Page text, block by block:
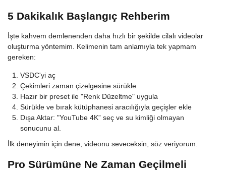
5 Dakikalık Başlangıç Rehberim
İşte kahvem demlenenden daha hızlı bir şekilde cilalı videolar
oluşturma yöntemim. Kelimenin tam anlamıyla tek yapmam
gereken:
VSDC'yi aç
Çekimleri zaman çizelgesine sürükle
Hazır bir preset ile "Renk Düzeltme" uygula
Sürükle ve bırak kütüphanesi aracılığıyla geçişler ekle
Dışa Aktar: "YouTube 4K” seç ve su kimliği olmayan
sonucunu al.
İlk deneyimin için dene, videonu seveceksin, söz veriyorum.
Pro Sürümüne Ne Zaman Geçilmeli